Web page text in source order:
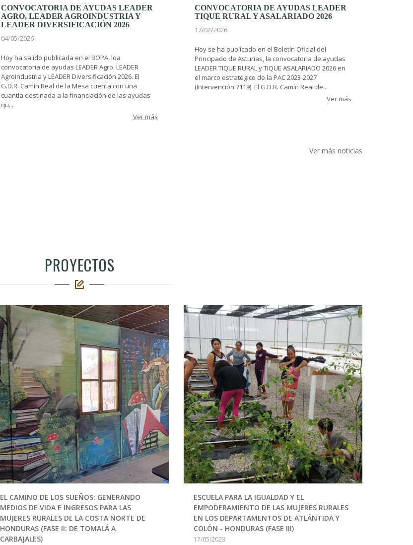
CONVOCATORIA DE AYUDAS LEADER
AGRO, LEADER AGROINDUSTRIA Y
LEADER DIVERSIFICACIÓN 2026
04/05/2026
Hoy ha salido publicada en el BOPA, loa
convocatoria de ayudas LEADER Agro, LEADER
Agroindustria y LEADER Diversificación 2026. El
G.D.R. Camín Real de la Mesa cuenta con una
cuantía destinada a la financiación de las ayudas
qu...
Ver más
CONVOCATORIA DE AYUDAS LEADER
TIQUE RURAL Y ASALARIADO 2026
17/02/2026
Hoy se ha publicado en el Boletín Oficial del
Principado de Asturias, la convocatoria de ayudas
LEADER TIQUE RURAL y TIQUE ASALARIADO 2026 en
el marco estratégico de la PAC 2023-2027
(Intervención 7119). El G.D.R. Camín Real de...
Ver más
Ver más noticias
PROYECTOS
EL CAMINO DE LOS SUEÑOS: GENERANDO
MEDIOS DE VIDA E INGRESOS PARA LAS
MUJERES RURALES DE LA COSTA NORTE DE
HONDURAS (FASE II: DE TOMALÁ A
CARBAJALES)
ESCUELA PARA LA IGUALDAD Y EL
EMPODERAMIENTO DE LAS MUJERES RURALES
EN LOS DEPARTAMENTOS DE ATLÁNTIDA Y
COLÓN - HONDURAS (FASE III)
17/05/2023